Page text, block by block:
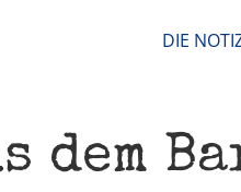
DIE
dem